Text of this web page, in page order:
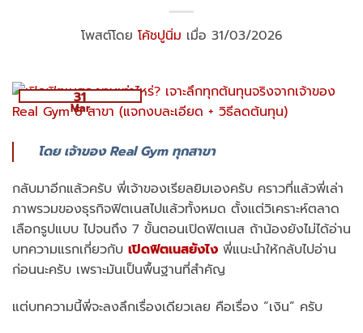
โพสต์โดย โค้ชปูนิ่ม เมื่อ 31/03/2026
31
Mar
โดย เจ้าของ Real Gym ทุกสาขา
กลับมาอีกแล้วครับ พี่เจ้าของเรียลยิมเองครับ คราวที่แล้วพี่เล่า
ภาพรวมของธุรกิจฟิตเนสไปแล้วทั้งหมด ตั้งแต่วิเคราะห์ตลาด
เลือกรูปแบบ ไปจนถึง 7 ขั้นตอนเปิดฟิตเนส ถ้าน้องยังไม่ได้อ่าน
บทความแรกเกี่ยวกับ เปิดฟิตเนสยังไง พี่แนะนำให้กลับไปอ่าน
ก่อนนะครับ เพราะมันเป็นพื้นฐานที่สำคัญ
แต่บทความนี้พี่จะลงลึกเรื่องเดียวเลย คือเรื่อง “เงิน” ครับ